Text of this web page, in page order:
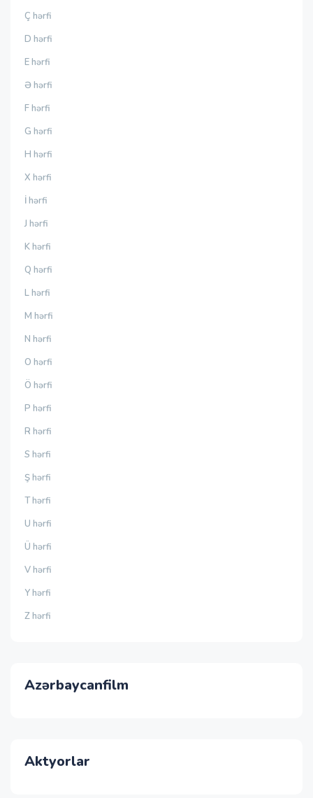
Ç hərfi
D hərfi
E hərfi
Ə hərfi
F hərfi
G hərfi
H hərfi
X hərfi
İ hərfi
J hərfi
K hərfi
Q hərfi
L hərfi
M hərfi
N hərfi
O hərfi
Ö hərfi
P hərfi
R hərfi
S hərfi
Ş hərfi
T hərfi
U hərfi
Ü hərfi
V hərfi
Y hərfi
Z hərfi
Azərbaycanfilm
Aktyorlar